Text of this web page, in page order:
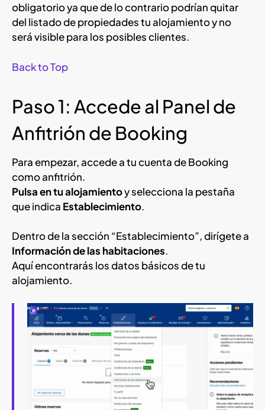
obligatorio ya que de lo contrario podrían quitar
del listado de propiedades tu alojamiento y no
será visible para los posibles clientes.
Back to Top
Paso 1: Accede al Panel de
Anfitrión de Booking
Para empezar, accede a tu cuenta de Booking
como anfitrión.
Pulsa en tu alojamientoy selecciona la pestaña
que indica Establecimiento.
Dentro de la sección “Establecimiento”, dirígete a
Información de las habitaciones.
Aquí encontrarás los datos básicos de tu
alojamiento.